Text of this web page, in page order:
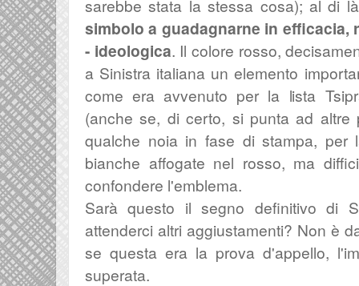
sarebbe stata la stessa cosa); al di
simbolo a guadagnarne in efficacia,
- ideologica. Il colore rosso,
a Sinistra italiana un elemento
come era avvenuto per la lista
(anche se, di certo, si punta ad altre
qualche noia in fase di stampa, per
bianche affogate nel rosso, ma
confondere l'emblema.
Sarà questo il segno definitivo di
attenderci altri aggiustamenti? Non è
se questa era la prova d'appello,
superata.